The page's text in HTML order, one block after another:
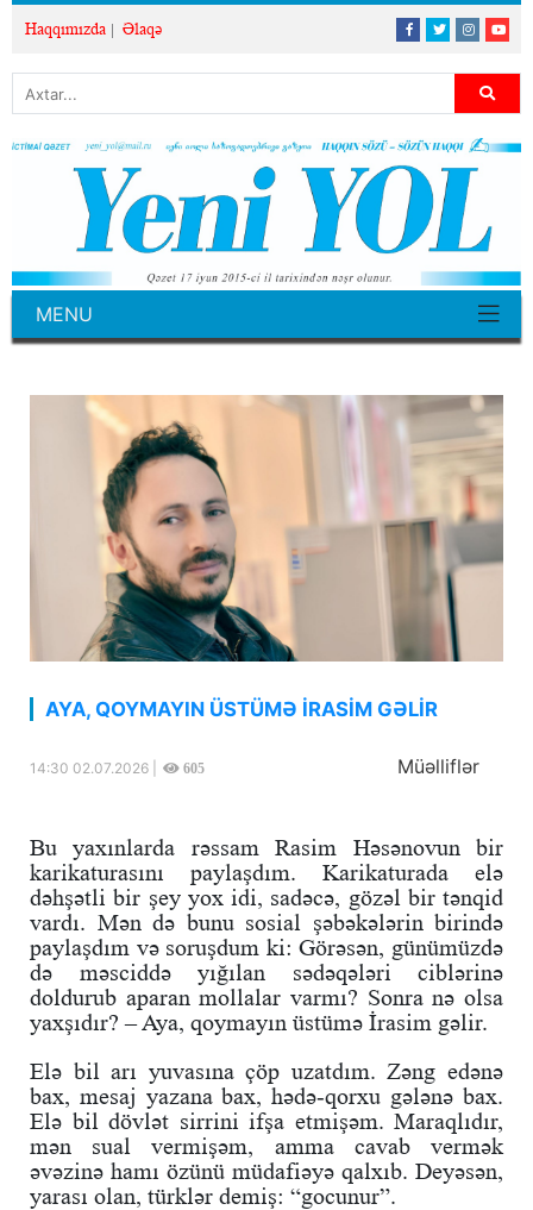
Haqqımızda Əlaqə
MENU
AYA, QOYMAYIN ÜSTÜMƏ İRASİM GƏLİR
14:30 02.07.2026 | 605 Müəlliflər
Bu yaxınlarda rəssam Rasim Həsənovun bir
karikaturasını paylaşdım. Karikaturada elə
dəhşətli bir şey yox idi, sadəcə, gözəl bir tənqid
vardı. Mən də bunu sosial şəbəkələrin birində
paylaşdım və soruşdum ki: Görəsən, günümüzdə
də məsciddə yığılan sədəqələri ciblərinə
doldurub aparan mollalar varmı? Sonra nə olsa
yaxşıdır? – Aya, qoymayın üstümə İrasim gəlir.
Elə bil arı yuvasına çöp uzatdım. Zəng edənə
bax, mesaj yazana bax, hədə-qorxu gələnə bax.
Elə bil dövlət sirrini ifşa etmişəm. Maraqlıdır,
mən sual vermişəm, amma cavab vermək
əvəzinə hamı özünü müdafiəyə qalxıb. Deyəsən,
yarası olan, türklər demiş: “gocunur”.